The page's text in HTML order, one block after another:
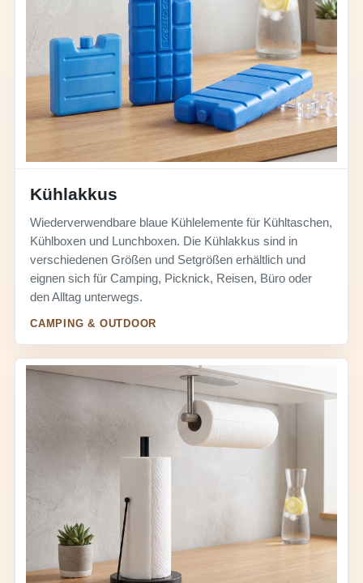
Kühlakkus
Wiederverwendbare blaue Kühlelemente für Kühltaschen,
Kühlboxen und Lunchboxen. Die Kühlakkus sind in
verschiedenen Größen und Setgrößen erhältlich und
eignen sich für Camping, Picknick, Reisen, Büro oder
den Alltag unterwegs.
CAMPING & OUTDOOR